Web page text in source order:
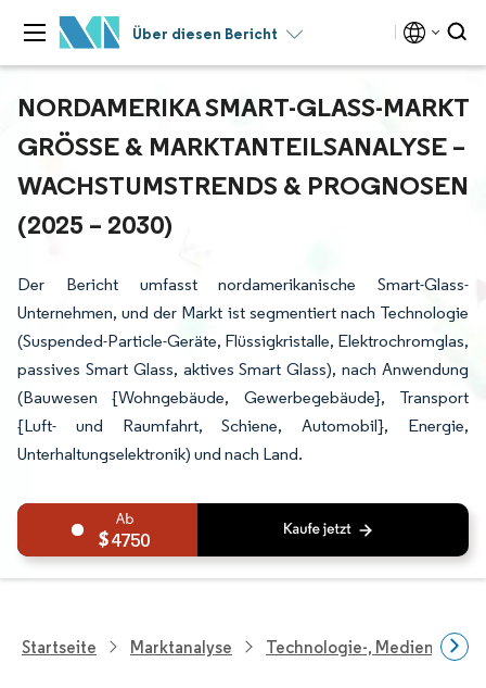
Über diesen Bericht
NORDAMERIKA SMART-GLASS-MARKT
GRÖSSE & MARKTANTEILSANALYSE – W
ACHSTUMSTRENDS & PROGNOSEN (
2025 – 2030)
Der Bericht umfasst nordamerikanische Smart-Glass-
Unternehmen, und der Markt ist segmentiert nach Technologie
(Suspended-Particle-Geräte, Flüssigkristalle, Elektrochromglas,
passives Smart Glass, aktives Smart Glass), nach Anwendung
(Bauwesen {Wohngebäude, Gewerbegebäude}, Transport
{Luft- und Raumfahrt, Schiene, Automobil}, Energie,
Unterhaltungselektronik) und nach Land.
4750
Startseite Marktanalyse Technologie-, Medien- Und